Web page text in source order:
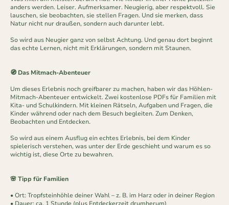
anders werden. Leiser. Aufmerksamer. Neugierig, aber respektvoll. Sie
lauschen, sie beobachten, sie stellen Fragen. Und sie merken, dass
Natur nicht nur draußen, sondern auch darunter lebt.
So wird aus Neugier ganz von selbst Achtung. Und genau dort beginnt
das echte Lernen, nicht mit Erklärungen, sondern mit Staunen.
🧭 Das Mitmach-Abenteuer
Um dieses Erlebnis noch greifbarer zu machen, haben wir das Höhlen-
Mitmach-Abenteuer entwickelt. Zwei kostenlose PDFs für Familien mit
Kita- und Schulkindern. Mit kleinen Rätseln, Aufgaben und Fragen, die
Kinder während oder nach dem Besuch begleiten. Zum Denken,
Beobachten und Entdecken.
So wird aus einem Ausflug ein echtes Erlebnis, bei dem Kinder
spielerisch verstehen, was unter der Erde geschieht und warum es so
wichtig ist, diese Orte zu bewahren.
🌸 Tipp für Familien
• Ort: Tropfsteinhöhle deiner Wahl – z. B. im Harz oder in deiner Region